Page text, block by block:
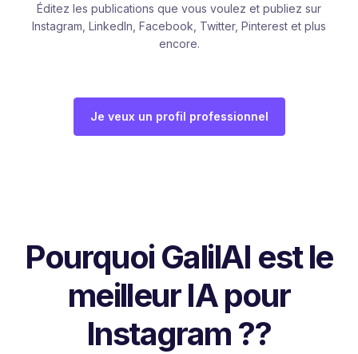
Éditez les publications que vous voulez et publiez sur
Instagram, LinkedIn, Facebook, Twitter, Pinterest et plus
encore.
Je veux un profil professionnel
Pourquoi GalilAI est le
meilleur IA pour
Instagram ??